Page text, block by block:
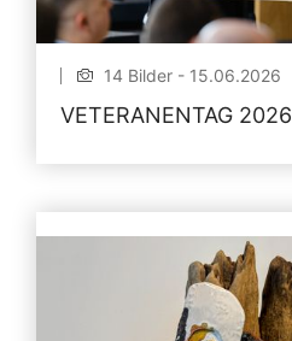
14 Bilder - 15.06.2026
VETERANENTAG 2026